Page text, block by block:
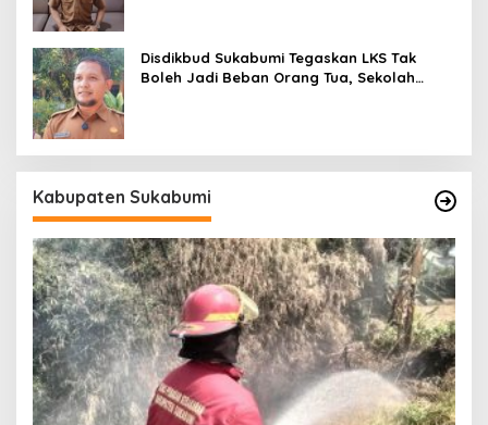
Disdikbud Sukabumi Tegaskan LKS Tak
Boleh Jadi Beban Orang Tua, Sekolah
Kabupaten Sukabumi